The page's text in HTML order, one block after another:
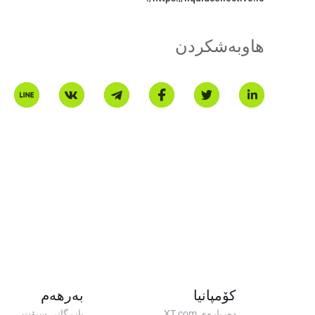
هاوبەشکردن
کۆمپانیا بەرهەم